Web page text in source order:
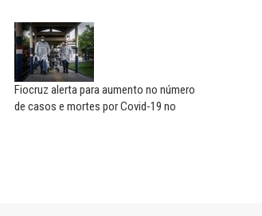
Fiocruz alerta para aumento no número
de casos e mortes por Covid-19 no